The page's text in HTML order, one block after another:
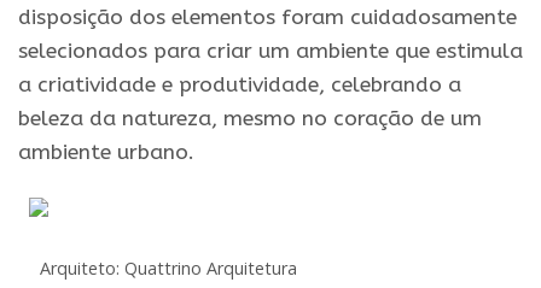
disposição dos elementos foram cuidadosamente
selecionados para criar um ambiente que estimula
a criatividade e produtividade, celebrando a
beleza da natureza, mesmo no coração de um
ambiente urbano.
Arquiteto: Quattrino Arquitetura